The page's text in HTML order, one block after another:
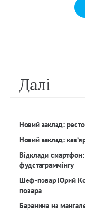
Далi
Новий заклад:
Новий заклад:
Відклади
фудстаграммінгу
Шеф-повар Юрий
повара
Баранина на